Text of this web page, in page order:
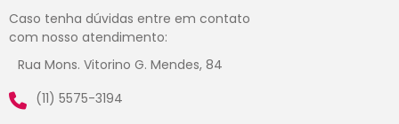
Caso tenha dúvidas entre em contato
com nosso atendimento:
Rua Mons. Vitorino G. Mendes, 84
(11) 5575-3194